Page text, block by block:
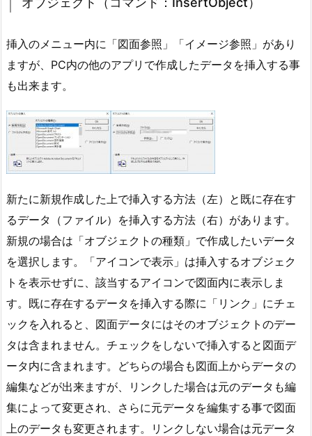
挿入のメニュー内に「図面参照」「イメージ参照」があり
ますが、PC内の他のアプリで作成したデータを挿入する事
も出来ます。
新たに新規作成した上で挿入する方法（左）と既に存在す
るデータ（ファイル）を挿入する方法（右）があります。
新規の場合は「オブジェクトの種類」で作成したいデータ
を選択します。「アイコンで表示」は挿入するオブジェク
トを表示せずに、該当するアイコンで図面内に表示しま
す。既に存在するデータを挿入する際に「リンク」にチェ
ックを入れると、図面データにはそのオブジェクトのデー
タは含まれません。チェックをしないで挿入すると図面デ
ータ内に含まれます。どちらの場合も図面上からデータの
編集などが出来ますが、リンクした場合は元のデータも編
集によって変更され、さらに元データを編集する事で図面
上のデータも変更されます。リンクしない場合は元データ